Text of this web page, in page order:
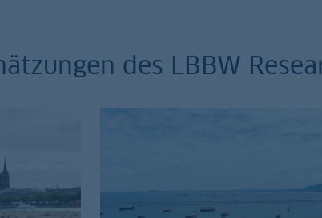
des LBBW